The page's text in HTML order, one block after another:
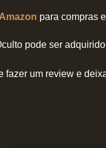
Amazon para compras
pode ser
fazer um review e